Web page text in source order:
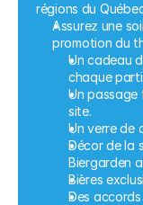
régions du
Assurez une
promotion du
Un cadeau
chaque
Un passage
site.
Un verre de
Décor de la
Biergarden
Bières
Des